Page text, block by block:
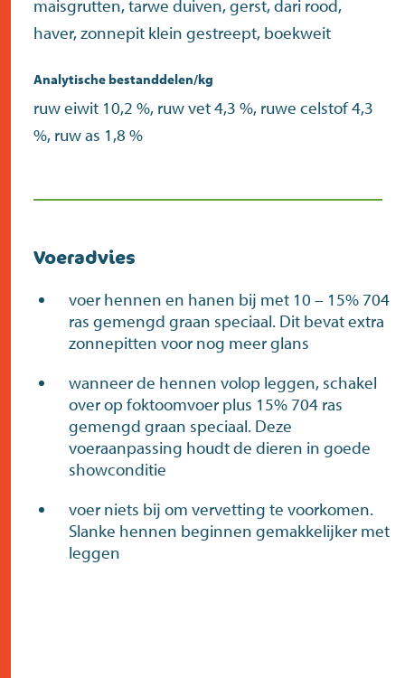
maisgrutten, tarwe duiven, gerst, dari rood,
haver, zonnepit klein gestreept, boekweit
Analytische bestanddelen/kg
ruw eiwit 10,2 %, ruw vet 4,3 %, ruwe celstof 4,3
%, ruw as 1,8 %
Voeradvies
voer hennen en hanen bij met 10 – 15% 704
ras gemengd graan speciaal. Dit bevat extra
zonnepitten voor nog meer glans
wanneer de hennen volop leggen, schakel
over op foktoomvoer plus 15% 704 ras
gemengd graan speciaal. Deze
voeraanpassing houdt de dieren in goede
showconditie
voer niets bij om vervetting te voorkomen.
Slanke hennen beginnen gemakkelijker met
leggen